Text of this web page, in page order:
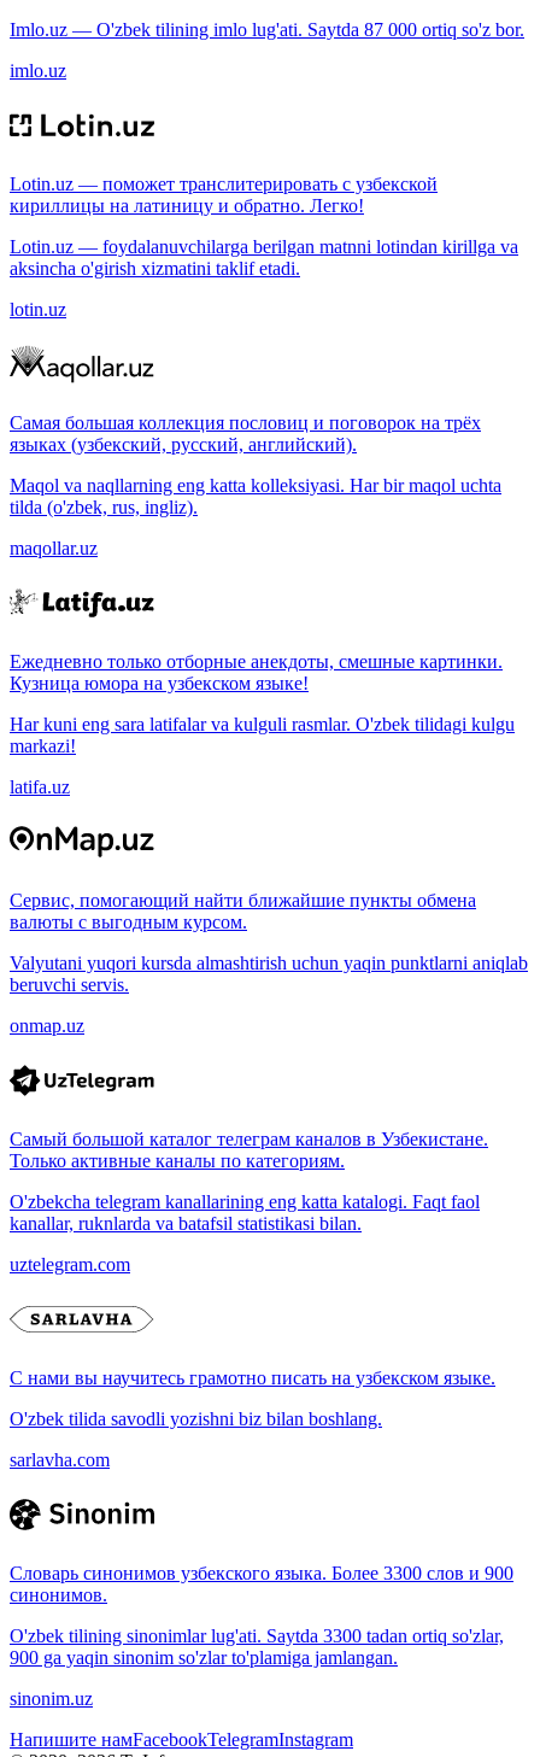
Imlo.uz — O'zbek tilining imlo lug'ati. Saytda 87 000 ortiq so'z bor.
imlo.uz
Lotin.uz — поможет транслитерировать с узбекской
кириллицы на латиницу и обратно. Легко!
Lotin.uz — foydalanuvchilarga berilgan matnni lotindan kirillga va
aksincha o'girish xizmatini taklif etadi.
lotin.uz
Самая большая коллекция пословиц и поговорок на трёх
языках (узбекский, русский, английский).
Maqol va naqllarning eng katta kolleksiyasi. Har bir maqol uchta
tilda (o'zbek, rus, ingliz).
maqollar.uz
Ежедневно только отборные анекдоты, смешные картинки.
Кузница юмора на узбекском языке!
Har kuni eng sara latifalar va kulguli rasmlar. O'zbek tilidagi kulgu
markazi!
latifa.uz
Сервис, помогающий найти ближайшие пункты обмена
валюты с выгодным курсом.
Valyutani yuqori kursda almashtirish uchun yaqin punktlarni aniqlab
beruvchi servis.
onmap.uz
Самый большой каталог телеграм каналов в Узбекистане.
Только активные каналы по категориям.
O'zbekcha telegram kanallarining eng katta katalogi. Faqt faol
kanallar, ruknlarda va batafsil statistikasi bilan.
uztelegram.com
С нами вы научитесь грамотно писать на узбекском языке.
O'zbek tilida savodli yozishni biz bilan boshlang.
sarlavha.com
Словарь синонимов узбекского языка. Более 3300 слов и 900
синонимов.
O'zbek tilining sinonimlar lug'ati. Saytda 3300 tadan ortiq so'zlar,
900 ga yaqin sinonim so'zlar to'plamiga jamlangan.
sinonim.uz
Напишите намFacebookTelegramInstagram